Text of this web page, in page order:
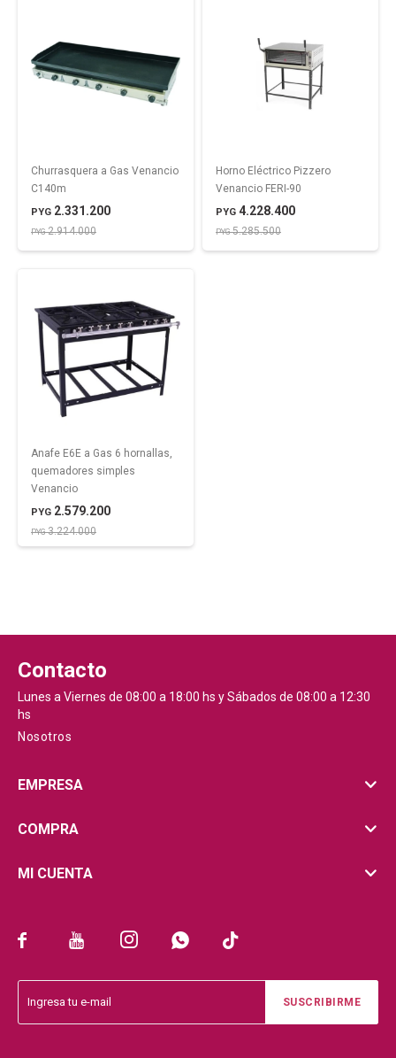
Churrasquera a Gas Venancio
C140m
PYG 2.331.200
PYG2.914.000
Horno Eléctrico Pizzero
Venancio FERI-90
PYG 4.228.400
PYG5.285.500
Anafe E6E a Gas 6 hornallas,
quemadores simples
Venancio
PYG 2.579.200
PYG3.224.000
    
SUSCRIBIRME
Contacto
Lunes a Viernes de 08:00 a 18:00 hs y Sábados de 08:00 a 12:30
hs
Nosotros
EMPRESA
COMPRA
MI CUENTA